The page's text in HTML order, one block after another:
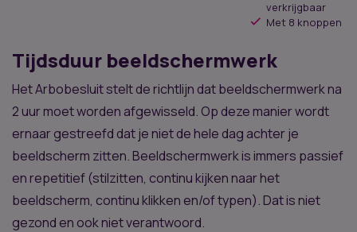
verkrijgbaar
Met 8 knoppen
Tijdsduur beeldschermwerk
Het Arbobesluit stelt de richtlijn dat beeldschermwerk na
2 uur moet worden afgewisseld. Op deze manier wordt
ernaar gestreefd dat je niet de hele dag achter je
beeldscherm zitten. Beeldschermwerk is immers passief
en repetitief (stilzitten, continu kijken naar het
beeldscherm, continu klikken en/of typen). Dat is niet
gezond en ook niet verantwoord.